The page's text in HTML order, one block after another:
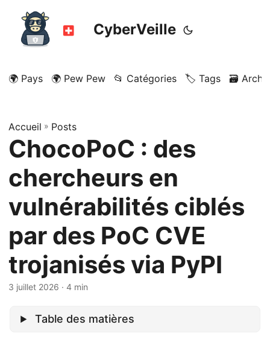
CyberVeille
🌍 Pays 🌍 Pew Pew 📂 Catégories 🏷️ Tags 🗃️
Accueil » Posts
ChocoPoC : des
chercheurs en
vulnérabilités ciblés
par des PoC CVE
trojanisés via PyPI
3 juillet 2026 · 4 min
Table des matières